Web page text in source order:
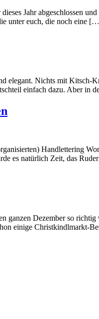
Jahr abgeschlossen
unter euch, die noch eine
Nichts mit Kitsch-
einfach dazu. Aber in
Handlettering
es natürlich Zeit, das
Dezember so
einige Christkindlmarkt-